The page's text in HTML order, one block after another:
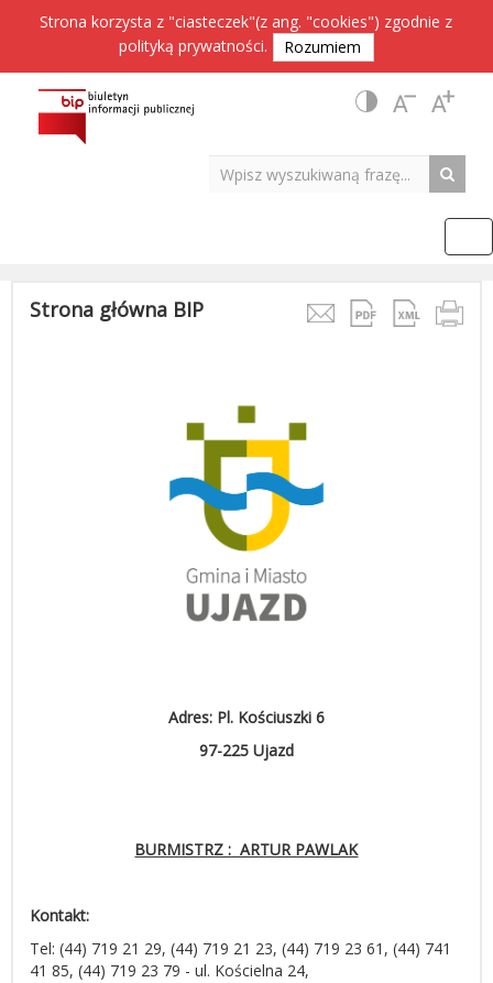
Strona korzysta z "ciasteczek"(z ang. "cookies") zgodnie z
polityką prywatności. Rozumiem
Strona główna BIP
Adres: Pl. Kościuszki 6
97-225 Ujazd
BURMISTRZ : ARTUR PAWLAK
Kontakt:
Tel: (44) 719 21 29, (44) 719 21 23, (44) 719 23 61, (44) 741
41 85, (44) 719 23 79 - ul. Kościelna 24,